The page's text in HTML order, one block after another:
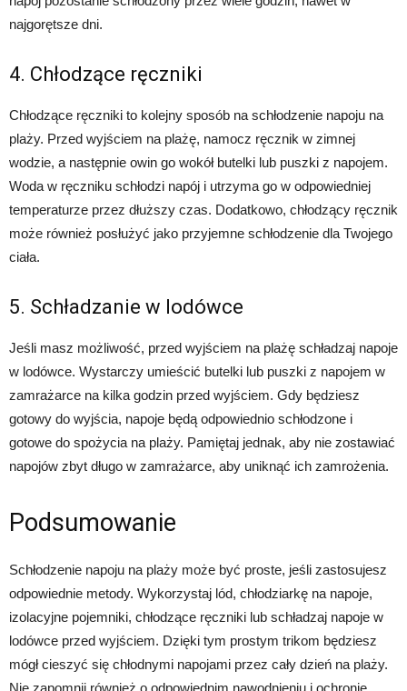
najgorętsze dni.
4. Chłodzące ręczniki
Chłodzące ręczniki to kolejny sposób na schłodzenie napoju na
plaży. Przed wyjściem na plażę, namocz ręcznik w zimnej
wodzie, a następnie owin go wokół butelki lub puszki z napojem.
Woda w ręczniku schłodzi napój i utrzyma go w odpowiedniej
temperaturze przez dłuższy czas. Dodatkowo, chłodzący ręcznik
może również posłużyć jako przyjemne schłodzenie dla Twojego
ciała.
5. Schładzanie w lodówce
Jeśli masz możliwość, przed wyjściem na plażę schładzaj napoje
w lodówce. Wystarczy umieścić butelki lub puszki z napojem w
zamrażarce na kilka godzin przed wyjściem. Gdy będziesz
gotowy do wyjścia, napoje będą odpowiednio schłodzone i
gotowe do spożycia na plaży. Pamiętaj jednak, aby nie zostawiać
napojów zbyt długo w zamrażarce, aby uniknąć ich zamrożenia.
Podsumowanie
Schłodzenie napoju na plaży może być proste, jeśli zastosujesz
odpowiednie metody. Wykorzystaj lód, chłodziarkę na napoje,
izolacyjne pojemniki, chłodzące ręczniki lub schładzaj napoje w
lodówce przed wyjściem. Dzięki tym prostym trikom będziesz
mógł cieszyć się chłodnymi napojami przez cały dzień na plaży.
Nie zapomnij również o odpowiednim nawodnieniu i ochronie